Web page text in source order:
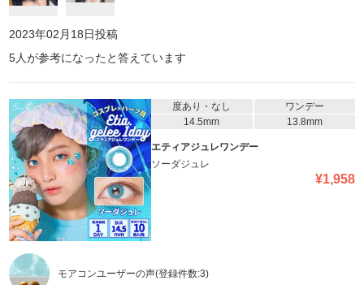
2023年02月18日投稿
5人が参考になったと答えています
度あり・なし
ワンデー
14.5mm
13.8mm
エティアジュレワンデー
ソーダジュレ
¥1,958
モアコンユーザーの声(登録件数:3)